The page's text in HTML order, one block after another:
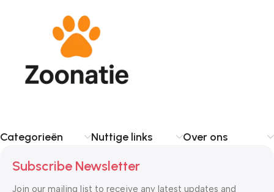
Categorieën Nuttige links Over ons
Subscribe Newsletter
Join our mailing list to receive any latest updates and